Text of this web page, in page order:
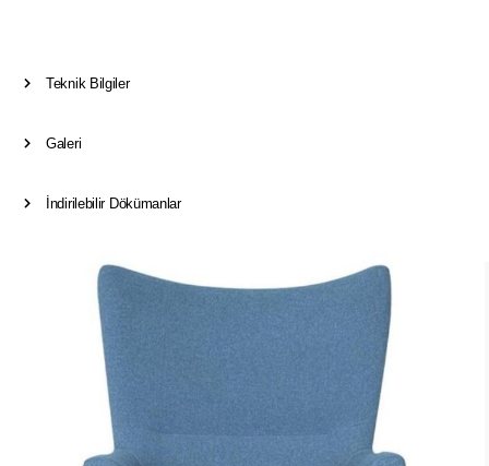
Teknik Bilgiler
Galeri
İndirilebilir Dökümanlar